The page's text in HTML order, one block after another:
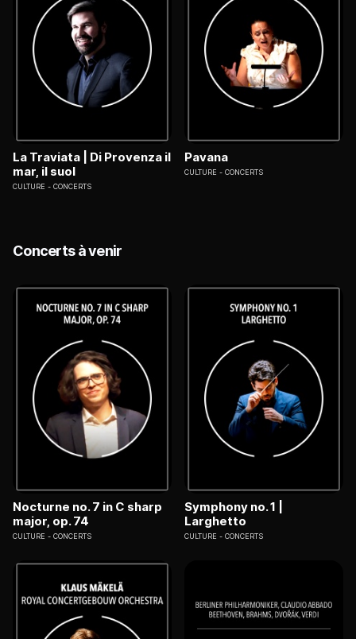
La Traviata | Di Provenza il
mar, il suol
CULTURE CONCERTS
Pavana
CULTURE CONCERTS
Concerts à venir
Nocturne no. 7 in C sharp
major, op. 74
CULTURE CONCERTS
Symphony no. 1 |
Larghetto
CULTURE CONCERTS